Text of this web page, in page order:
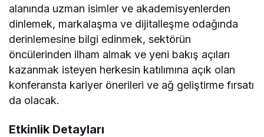
alanında uzman isimler ve akademisyenlerden
dinlemek, markalaşma ve dijitalleşme odağında
derinlemesine bilgi edinmek, sektörün
öncülerinden ilham almak ve yeni bakış açıları
kazanmak isteyen herkesin katılımına açık olan
konferansta kariyer önerileri ve ağ geliştirme fırsatı
da olacak.
Etkinlik Detayları